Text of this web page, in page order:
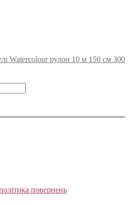
Watercolour рулон 10 м 150 см 300
повернень